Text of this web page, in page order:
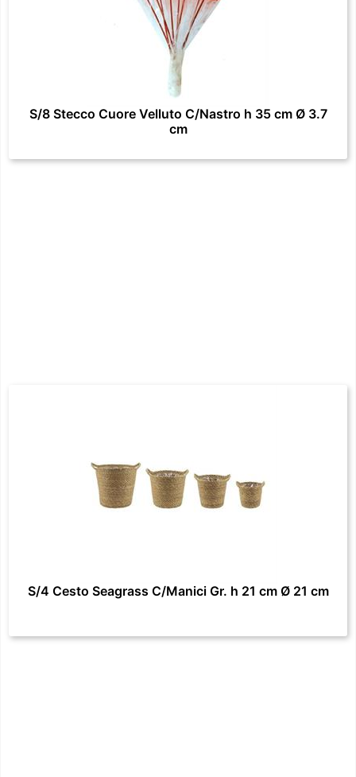
S/8 Stecco Cuore Velluto C/Nastro h 35 cm Ø 3.7
cm
S/4 Cesto Seagrass C/Manici Gr. h 21 cm Ø 21 cm